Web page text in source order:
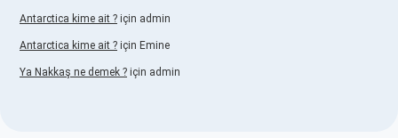
Antarctica kime ait ? için admin
Antarctica kime ait ? için Emine
Ya Nakkaş ne demek ? için admin